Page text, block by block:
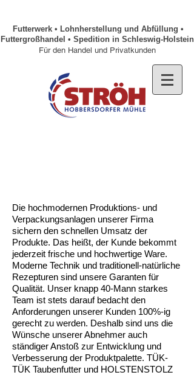
Futterwerk • Lohnherstellung und Abfüllung •
Futtergroßhandel • Spedition in Schleswig-Holstein
Für den Handel und Privatkunden
Die hochmodernen Produktions- und
Verpackungsanlagen unserer Firma
sichern den schnellen Umsatz der
Produkte. Das heißt, der Kunde bekommt
jederzeit frische und hochwertige Ware.
Moderne Technik und traditionell-natürliche
Rezepturen sind unsere Garanten für
Qualität. Unser knapp 40-Mann starkes
Team ist stets darauf bedacht den
Anforderungen unserer Kunden 100%-ig
gerecht zu werden. Deshalb sind uns die
Wünsche unserer Abnehmer auch
ständiger Anstoß zur Entwicklung und
Verbesserung der Produktpalette. TÜK-
TÜK Taubenfutter und HOLSTENSTOLZ